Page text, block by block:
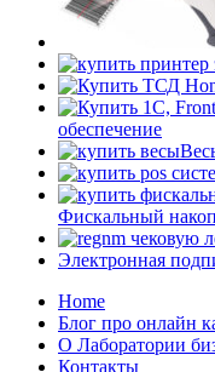
обеспечение
Фискальный
Электронная
Home
Блог про онлайн
О Лаборатории
Контакты